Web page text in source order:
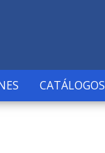
CATÁLOGOS